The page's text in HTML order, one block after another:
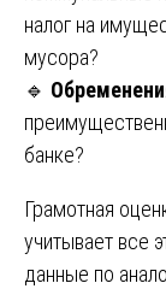
налог на
мусора?
🔹
банке?
Грамотная
учитывает все
данные по